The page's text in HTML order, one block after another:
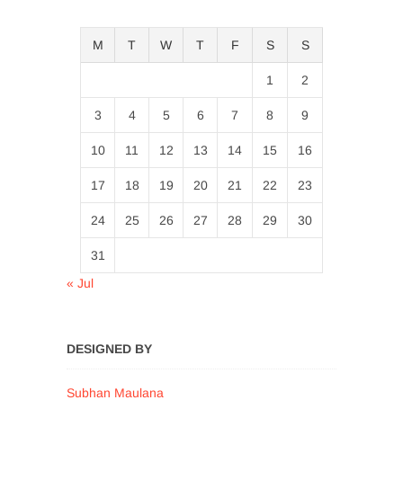
M T W T F S S
1 2
3 4 5 6 7 8 9
10 11 12 13 14 15 16
17 18 19 20 21 22 23
24 25 26 27 28 29 30
31
« Jul
DESIGNED BY
Subhan Maulana